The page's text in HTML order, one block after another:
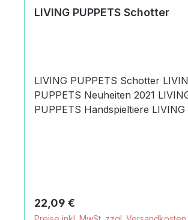
LIVING PUPPETS Schotter
LIVING PUPPETS Schotter LIVING
PUPPETS Neuheiten 2021 LIVING
PUPPETS Handspieltiere LIVING PUPPETS
wunderschöne Regenbögen. Produktdaten
und Details zu LIVING PUPPETS
Regulärer Preis:
22,09 €